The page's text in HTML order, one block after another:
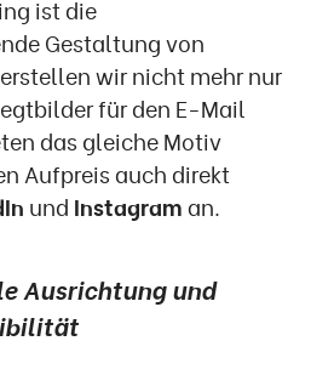
ist die
Gestaltung von
wir nicht mehr nur
für den E-Mail
das gleiche Motiv
Aufpreis auch direkt
und Instagraman.
Ausrichtung und